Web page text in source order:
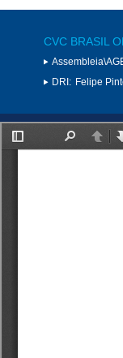
CVC BRASIL
DRI: Felipe